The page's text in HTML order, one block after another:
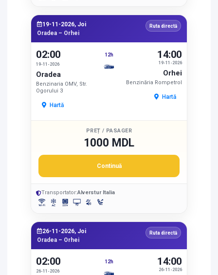
19-11-2026, Joi
Oradea – Orhei
Ruta directă
02:00
19-11-2026
Oradea
Benzinaria OMV, Str.
Ogorului 3
Hartă
12h
19-11-2026
14:00
Orhei
Benzinăria Rompetrol
Hartă
PREȚ / PASAGER
1000 MDL
Continuă
Transportator:Alverstur Italia
26-11-2026, Joi
Oradea – Orhei
Ruta directă
02:00
26-11-2026
12h
26-11-2026
14:00